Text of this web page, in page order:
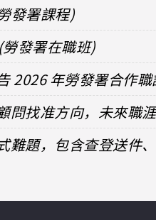
發署課程)
發署在職班)
2026 年勞發署合作
找准方向，未來職涯
題，包含查登送件